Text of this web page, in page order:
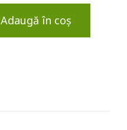
Adaugă în coș